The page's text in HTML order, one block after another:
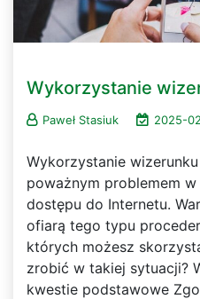
Wykorzystanie
Paweł Stasiuk 2025-
Wykorzystanie
poważnym problemem
dostępu do Internetu.
ofiarą tego typu
których możesz
zrobić w takiej sytuacji?
kwestie podstawowe